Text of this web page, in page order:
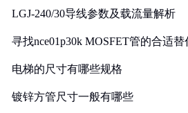
LGJ-240/30导线参数及载流量解析
寻找nce01p30k MOSFET管的合适
电梯的尺寸有哪些规格
镀锌方管尺寸一般有哪些